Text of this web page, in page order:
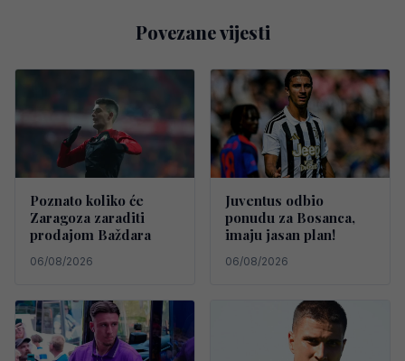
Povezane vijesti
Poznato koliko će
Zaragoza zaraditi
prodajom Baždara
06/08/2026
Juventus odbio
ponudu za Bosanca,
imaju jasan plan!
06/08/2026